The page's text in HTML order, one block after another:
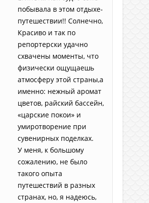
побывала в этом отдыхе-
путешествии!! Солнечно,
Красиво и так по
репортерски удачно
схвачены моменты, что
физически ощущаешь
атмосферу этой страны,а
именно: нежный аромат
цветов, райский бассейн,
«царские покои» и
умиротворение при
сувенирных поделках.
У меня, к большому
сожалению, не было
такого опыта
путешествий в разных
странах, но, я надеюсь,